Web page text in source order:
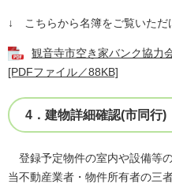
↓ こちらから名簿をご覧いた
観音寺市空き家バンク協力
[PDFファイル／88KB]
4．建物詳細確認(市同行)
登録予定物件の室内や設備等
当不動産業者・物件所有者の三